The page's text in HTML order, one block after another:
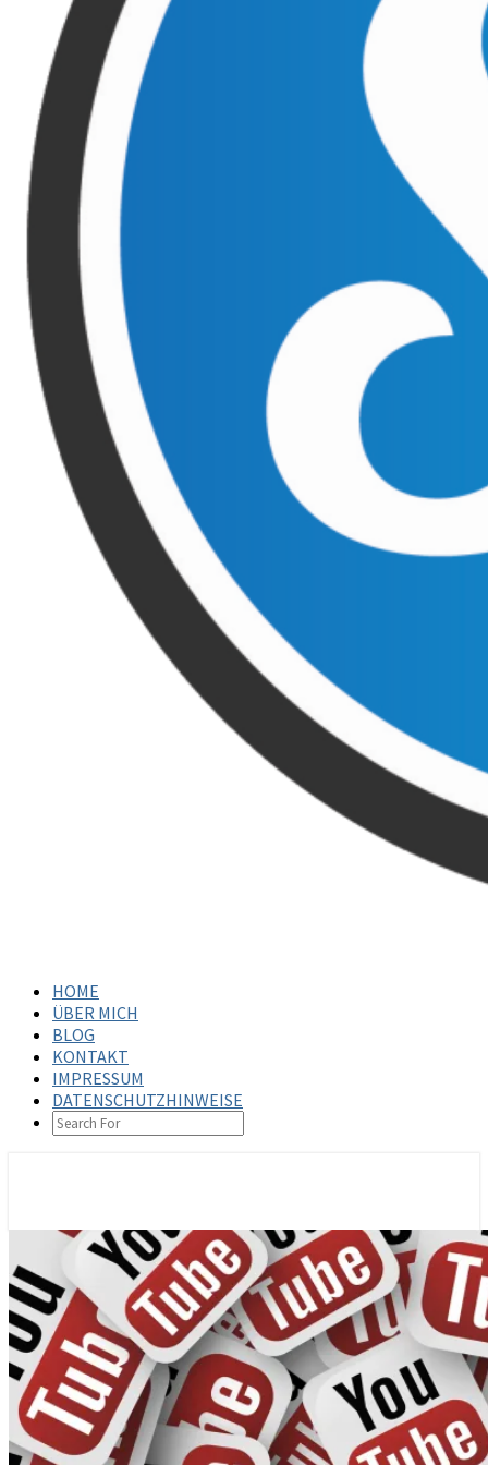
HOME
ÜBER MICH
BLOG
KONTAKT
IMPRESSUM
DATENSCHUTZHINWEISE
SEARCH
ICON